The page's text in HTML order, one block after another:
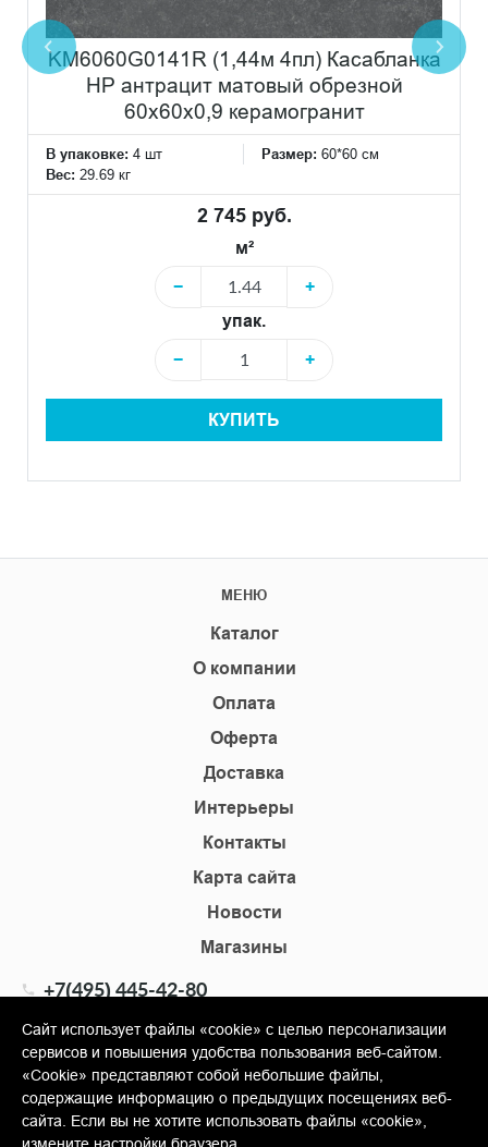
KM6060G0141R (1,44м 4пл) Касабланка
HP антрацит матовый обрезной
60x60x0,9 керамогранит
В упаковке: 4 шт Размер: 60*60 см
Вес: 29.69 кг
2 745 руб.
м²
−
+
упак.
−
+
КУПИТЬ
МЕНЮ
Каталог
О компании
Оплата
Оферта
Доставка
Интерьеры
Контакты
Карта сайта
Новости
Магазины
+7(495) 445-42-80
info@shopkm.ru
© Copyright 2013-2026 KERAMA MARAZZI, ООО «Гамма
Керамика»
Сайт использует файлы «cookie» с целью персонализации
сервисов и повышения удобства пользования веб-сайтом.
«Cookie» представляют собой небольшие файлы,
содержащие информацию о предыдущих посещениях веб-
сайта. Если вы не хотите использовать файлы «cookie»,